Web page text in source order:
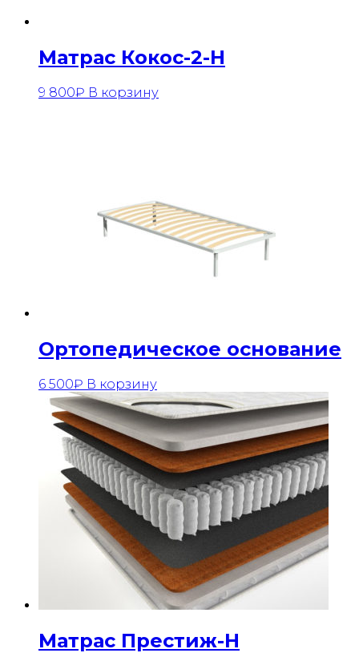
Матрас Кокос-2-Н
9 800₽ В корзину
Ортопедическое основание
6 500₽ В корзину
Матрас Престиж-Н